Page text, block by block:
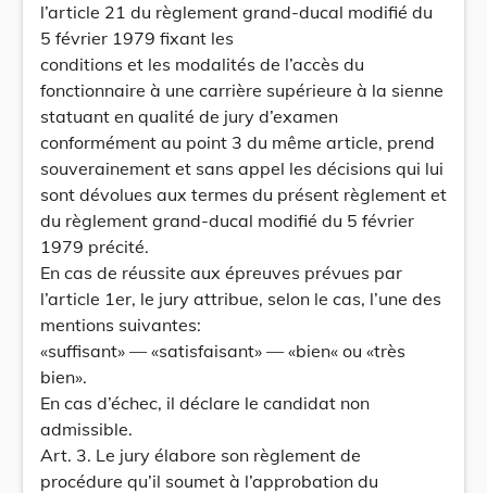
l’article 21 du règlement grand-ducal modifié du
5 février 1979 fixant les
conditions et les modalités de l’accès du
fonctionnaire à une carrière supérieure à la sienne
statuant en qualité de jury d’examen
conformément au point 3 du même article, prend
souverainement et sans appel les décisions qui lui
sont dévolues aux termes du présent règlement et
du règlement grand-ducal modifié du 5 février
1979 précité.
En cas de réussite aux épreuves prévues par
l’article 1er, le jury attribue, selon le cas, l’une des
mentions suivantes:
«suffisant» — «satisfaisant» — «bien« ou «très
bien».
En cas d’échec, il déclare le candidat non
admissible.
Art. 3. Le jury élabore son règlement de
procédure qu’il soumet à l’approbation du